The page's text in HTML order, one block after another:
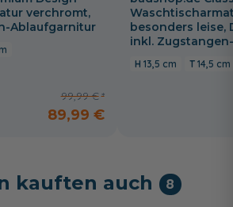
verchromt,
Ablaufgarnitur
99,99 €
89,99 €
besonders leise,
inkl.
13,5 cm 14,5 cm
kauften auch 8